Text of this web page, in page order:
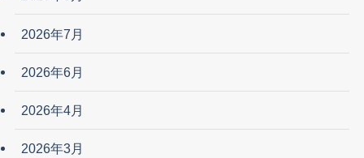
2026年7月
2026年6月
2026年4月
2026年3月